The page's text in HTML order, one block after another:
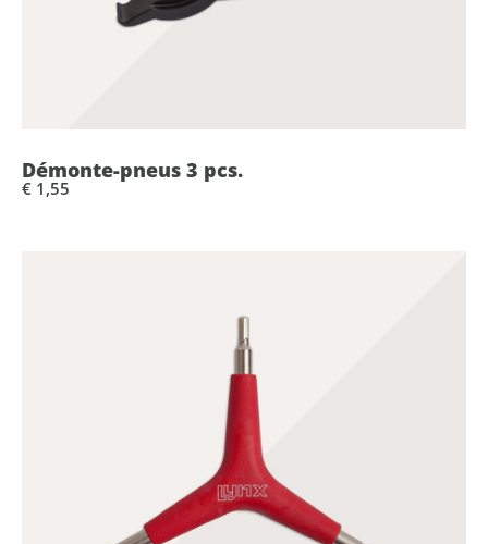
Démonte-pneus 3 pcs.
€ 1,55